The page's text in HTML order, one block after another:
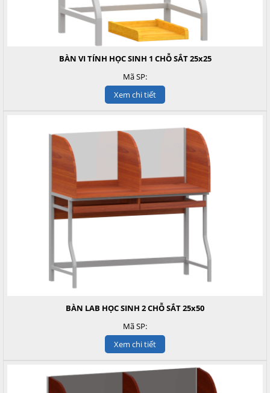
BÀN VI TÍNH HỌC SINH 1 CHỖ SẮT 25x25
Mã SP:
Xem chi tiết
BÀN LAB HỌC SINH 2 CHỖ SẮT 25x50
Mã SP:
Xem chi tiết